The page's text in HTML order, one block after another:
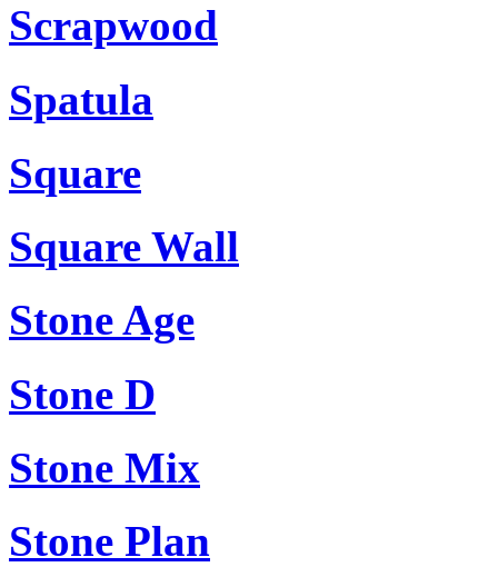
Scrapwood
Spatula
Square
Square Wall
Stone Age
Stone D
Stone Mix
Stone Plan